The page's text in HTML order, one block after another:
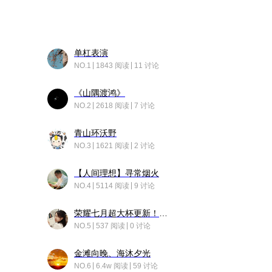
单杠表演
NO.1 1843 阅读 11 讨论
《山隅渡鸿》
NO.2 2618 阅读 7 讨论
青山环沃野
NO.3 1621 阅读 2 讨论
【人间理想】寻常烟火
NO.4 5114 阅读 9 讨论
NO.5 537 阅读 0 讨论
金滩向晚、海沐夕光
NO.6 6.4w 阅读 59 讨论